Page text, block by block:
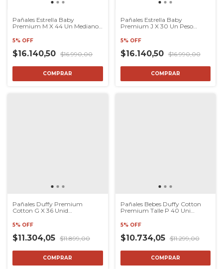
Pañales Estrella Baby
Premium M X 44 Un Mediano
5% OFF
$16.140,50 $16.990,00
COMPRAR
Pañales Estrella Baby
Premium J X 30 Un Peso
5% OFF
$16.140,50 $16.990,00
COMPRAR
Pañales Duffy Premium
Cotton G X 36 Unid
5% OFF
$11.304,05 $11.899,00
COMPRAR
Pañales Bebes Duffy Cotton
Premium Talle P 40 Uni
5% OFF
$10.734,05 $11.299,00
COMPRAR